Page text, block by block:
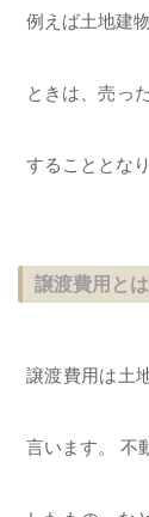
例えば土地建
ときは、売っ
することとなり
譲渡費用とは
譲渡費用は土
言います。 不